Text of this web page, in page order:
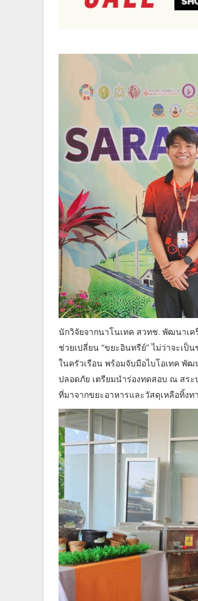
นักวิจัยจากนาโนเทค สวทช. พัฒนาเค
ช่วยเปลี่ยน “ขยะอินทรีย์” ไม่ว่าจะเป็
ในครัวเรือน พร้อมจับมือไบโอเทค พั
ปลอดภัย เตรียมนำร่องทดสอบ ณ สร
ที่มาจากขยะอาหารและวัสดุเหลือทิ้ง